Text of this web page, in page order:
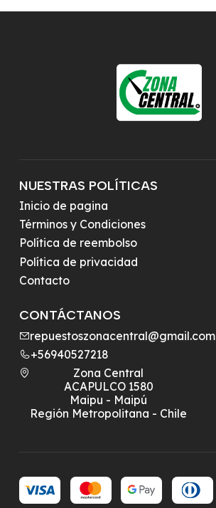
NUESTRAS POLÍTICAS
Inicio de pagina
Términos y Condiciones
Política de reembolso
Política de privacidad
Contacto
CONTÁCTANOS
repuestoszonacentral@gmail.com
+56940527218
Zona Central
ACAPULCO 1580
Maipu - Maipú
Región Metropolitana - Chile